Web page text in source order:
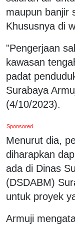
maupun banjir
Khususnya di
"Pengerjaan
kawasan
padat
Surabaya
(4/10/2023).
Sponsored
Menurut dia,
diharapkan
ada di Dinas
(DSDABM)
untuk proyek
Armuji